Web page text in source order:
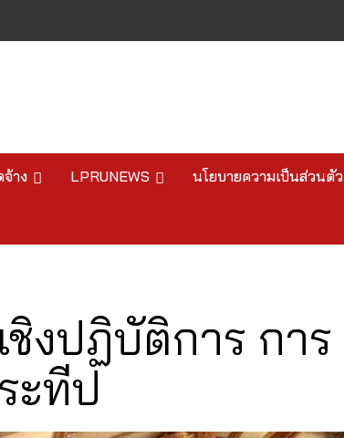
าง LPRUNEWS นโยบายความเป็นส่วนตัว
งปฏิบัติการ การ
ะทีป